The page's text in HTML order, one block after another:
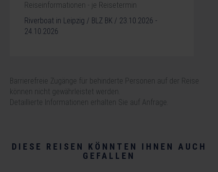
Reiseinformationen - je Reisetermin
Riverboat in Leipzig / BLZ BK / 23.10.2026 -
24.10.2026
Barrierefreie Zugänge für behinderte Personen auf der Reise
können nicht gewährleistet werden.
Detaillierte Informationen erhalten Sie auf Anfrage.
DIESE REISEN KÖNNTEN IHNEN AUCH
GEFALLEN